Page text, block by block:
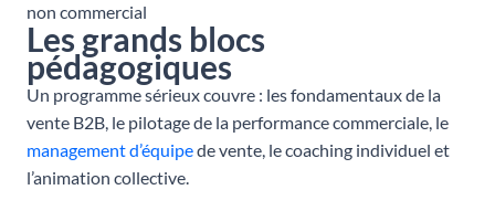
non commercial
Les grands blocs
pédagogiques
Un programme sérieux couvre : les fondamentaux de la
vente B2B, le pilotage de la performance commerciale, le
management d’équipede vente, le coaching individuel et
l’animation collective.